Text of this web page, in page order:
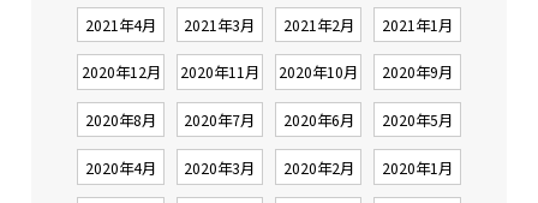
2021年4月 2021年3月 2021年2月 2021年1月
2020年12月 2020年11月 2020年10月 2020年9月
2020年8月 2020年7月 2020年6月 2020年5月
2020年4月 2020年3月 2020年2月 2020年1月